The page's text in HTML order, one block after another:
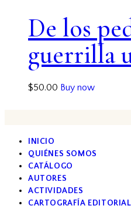
De los
guerrilla
$50.00 Buy now
INICIO
QUIÉNES SOMOS
CATÁLOGO
AUTORES
ACTIVIDADES
CARTOGRAFÍA EDITORIAL